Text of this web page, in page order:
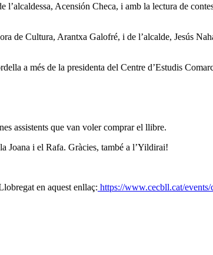
Acensión Checa, i amb la lectura de
de Cultura, Arantxa Galofré, i de l’alcalde, Jesús
a més de la presidenta del Centre d’Estudis
assistents que van voler comprar el llibre.
Joana i el Rafa. Gràcies, també a l’Yildirai!
en aquest enllaç: https://www.cecbll.cat/